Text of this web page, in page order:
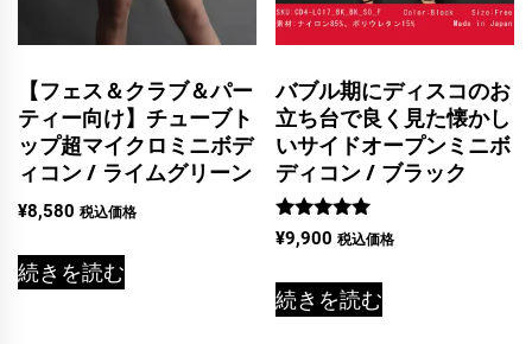
【フェス＆クラブ＆パー
ティー向け】チューブト
ップ超マイクロミニボデ
ィコン / ライムグリーン
¥8,580 税込価格
続きを読む
バブル期にディスコのお
立ち台で良く見た懐かし
いサイドオープンミニボ
ディコン / ブラック
5段階中
5.00
¥9,900 税込価格
続きを読む